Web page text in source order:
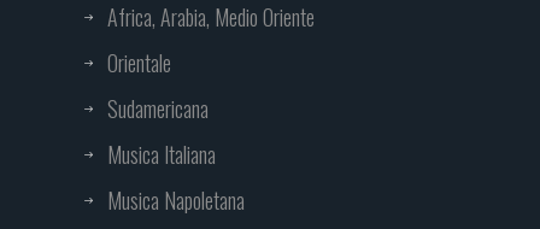
Africa, Arabia, Medio Oriente
Orientale
Sudamericana
Musica Italiana
Musica Napoletana